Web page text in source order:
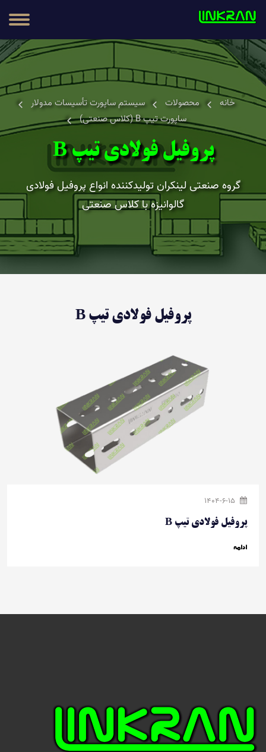
خانه محصولات
سیستم ساپورت تأسیسات مدولار
ساپورت تیپ B (کلاس صنعتی)
پروفیل فولادی تیپ B
گروه صنعتی لینکران تولیدکننده انواع پروفیل فولادی
گالوانیزه با کلاس صنعتی
پروفیل فولادی تیپ B
پروفیل فولادی تیپ B
ادامه
مطالب